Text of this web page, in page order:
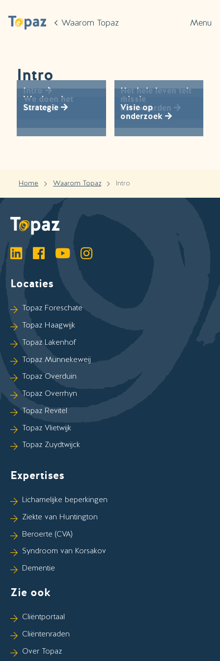
Waarom Topaz
Menu
Intro
Intro Het hele leven telt
We doen het
samen
missie
kernwaarden
Strategie Visie op
onderzoek
Home Waarom Topaz Intro
LinkedIn
Facebook
YouTubeInstagram
Locaties
Sla Locaties-links over
Topaz Foreschate
Topaz Haagwijk
Topaz Lakenhof
Topaz Munnekeweij
Topaz Overduin
Topaz Overrhyn
Topaz Revitel
Topaz Vlietwijk
Topaz Zuydtwijck
Expertises
Lichamelijke beperkingen
Ziekte van Huntington
Beroerte (CVA)
Syndroom van Korsakov
Dementie
Zie ook
Cliëntportaal
Cliëntenraden
Over Topaz